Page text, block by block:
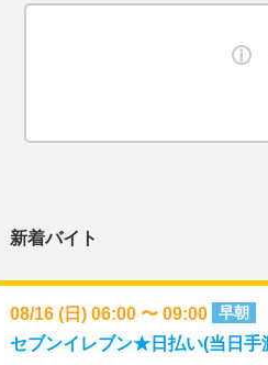
新着バイト
08/16 (日) 06:00 〜 09:00 早朝
セブンイレブン★日払い(当日手